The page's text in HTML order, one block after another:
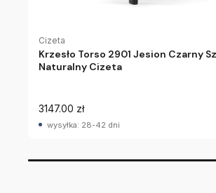
Cizeta
Krzesło Torso 2901 Jesion Czarny
Naturalny Cizeta
3147.00 zł
wysyłka: 28-42 dni